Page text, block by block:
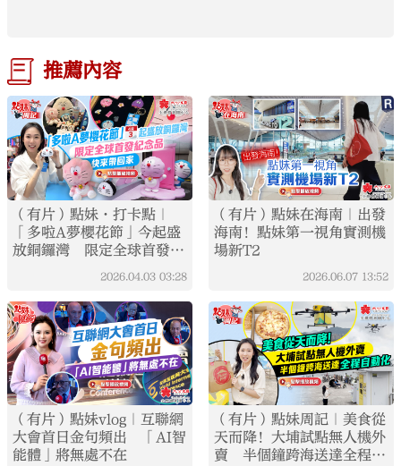
推薦內容
（有片）點妹·打卡點｜
「多啦A夢櫻花節」今起盛
放銅鑼灣 限定全球首發紀
念品快來帶回家！2026.04.03 03:28
（有片）點妹在海南｜出發
海南！點妹第一視角實測機
場新T2
2026.06.07 13:52
（有片）點妹vlog｜互聯網
大會首日金句頻出 「AI智
能體」將無處不在
（有片）點妹周記｜美食從
天而降！大埔試點無人機外
賣 半個鐘跨海送達全程自